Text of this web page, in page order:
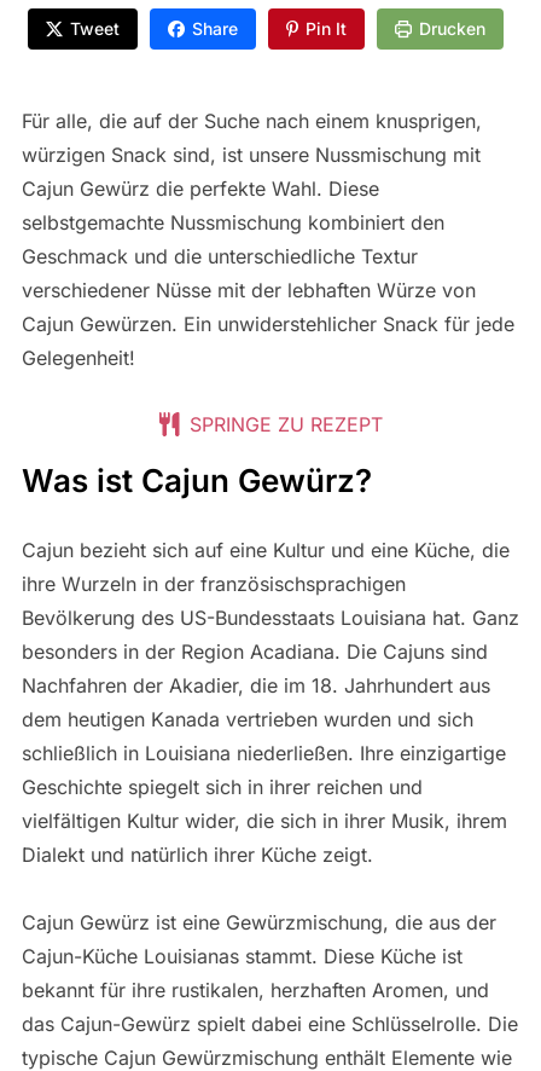
Tweet Share Pin It Drucken
Für alle, die auf der Suche nach einem knusprigen,
würzigen Snack sind, ist unsere Nussmischung mit
Cajun Gewürz die perfekte Wahl. Diese
selbstgemachte Nussmischung kombiniert den
Geschmack und die unterschiedliche Textur
verschiedener Nüsse mit der lebhaften Würze von
Cajun Gewürzen. Ein unwiderstehlicher Snack für jede
Gelegenheit!
SPRINGE ZU REZEPT
Was ist Cajun Gewürz?
Cajun bezieht sich auf eine Kultur und eine Küche, die
ihre Wurzeln in der französischsprachigen
Bevölkerung des US-Bundesstaats Louisiana hat. Ganz
besonders in der Region Acadiana. Die Cajuns sind
Nachfahren der Akadier, die im 18. Jahrhundert aus
dem heutigen Kanada vertrieben wurden und sich
schließlich in Louisiana niederließen. Ihre einzigartige
Geschichte spiegelt sich in ihrer reichen und
vielfältigen Kultur wider, die sich in ihrer Musik, ihrem
Dialekt und natürlich ihrer Küche zeigt.
Cajun Gewürz ist eine Gewürzmischung, die aus der
Cajun-Küche Louisianas stammt. Diese Küche ist
bekannt für ihre rustikalen, herzhaften Aromen, und
das Cajun-Gewürz spielt dabei eine Schlüsselrolle. Die
typische Cajun Gewürzmischung enthält Elemente wie